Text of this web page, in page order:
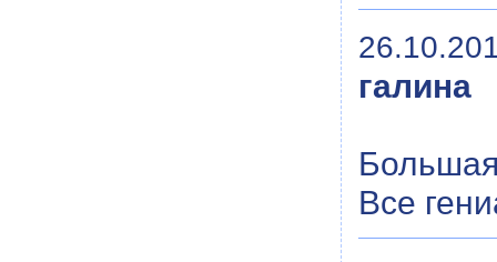
галина
Все